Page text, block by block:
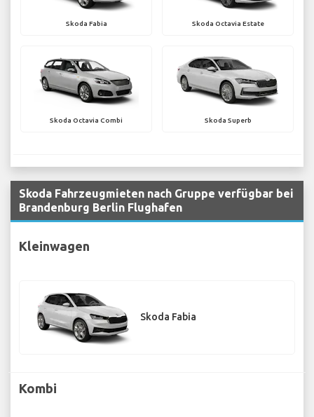
Skoda Fabia Skoda Octavia Estate
Skoda Octavia Combi Skoda Superb
Skoda Fahrzeugmieten nach Gruppe verfügbar bei
Brandenburg Berlin Flughafen
Kleinwagen
Skoda Fabia
Kombi